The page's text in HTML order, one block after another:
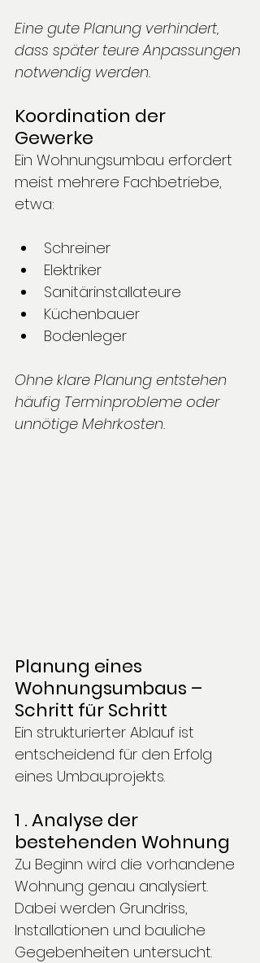
Eine gute Planung verhindert,
dass später teure Anpassungen
notwendig werden.
Koordination der
Gewerke
Ein Wohnungsumbau erfordert
meist mehrere Fachbetriebe,
etwa:
Schreiner
Elektriker
Sanitärinstallateure
Küchenbauer
Bodenleger
Ohne klare Planung entstehen
häufig Terminprobleme oder
unnötige Mehrkosten.
Planung eines
Wohnungsumbaus –
Schritt für Schritt
Ein strukturierter Ablauf ist
entscheidend für den Erfolg
eines Umbauprojekts.
1 . Analyse der
bestehenden Wohnung
Zu Beginn wird die vorhandene
Wohnung genau analysiert.
Dabei werden Grundriss,
Installationen und bauliche
Gegebenheiten untersucht.